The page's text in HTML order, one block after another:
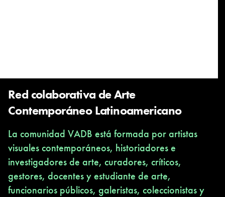
Red colaborativa de Arte
Contemporáneo Latinoamericano
La comunidad VADB está formada por artistas
visuales contemporáneos, historiadores e
investigadores de arte, curadores, críticos,
gestores, docentes y estudiante de arte,
funcionarios públicos, galeristas, coleccionistas y